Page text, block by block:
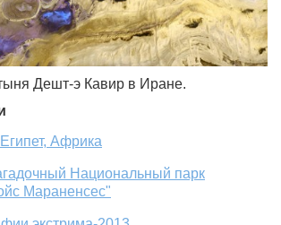
Дешт-э Кавир в Иране.
Африка
Национальный парк
Мараненсес"